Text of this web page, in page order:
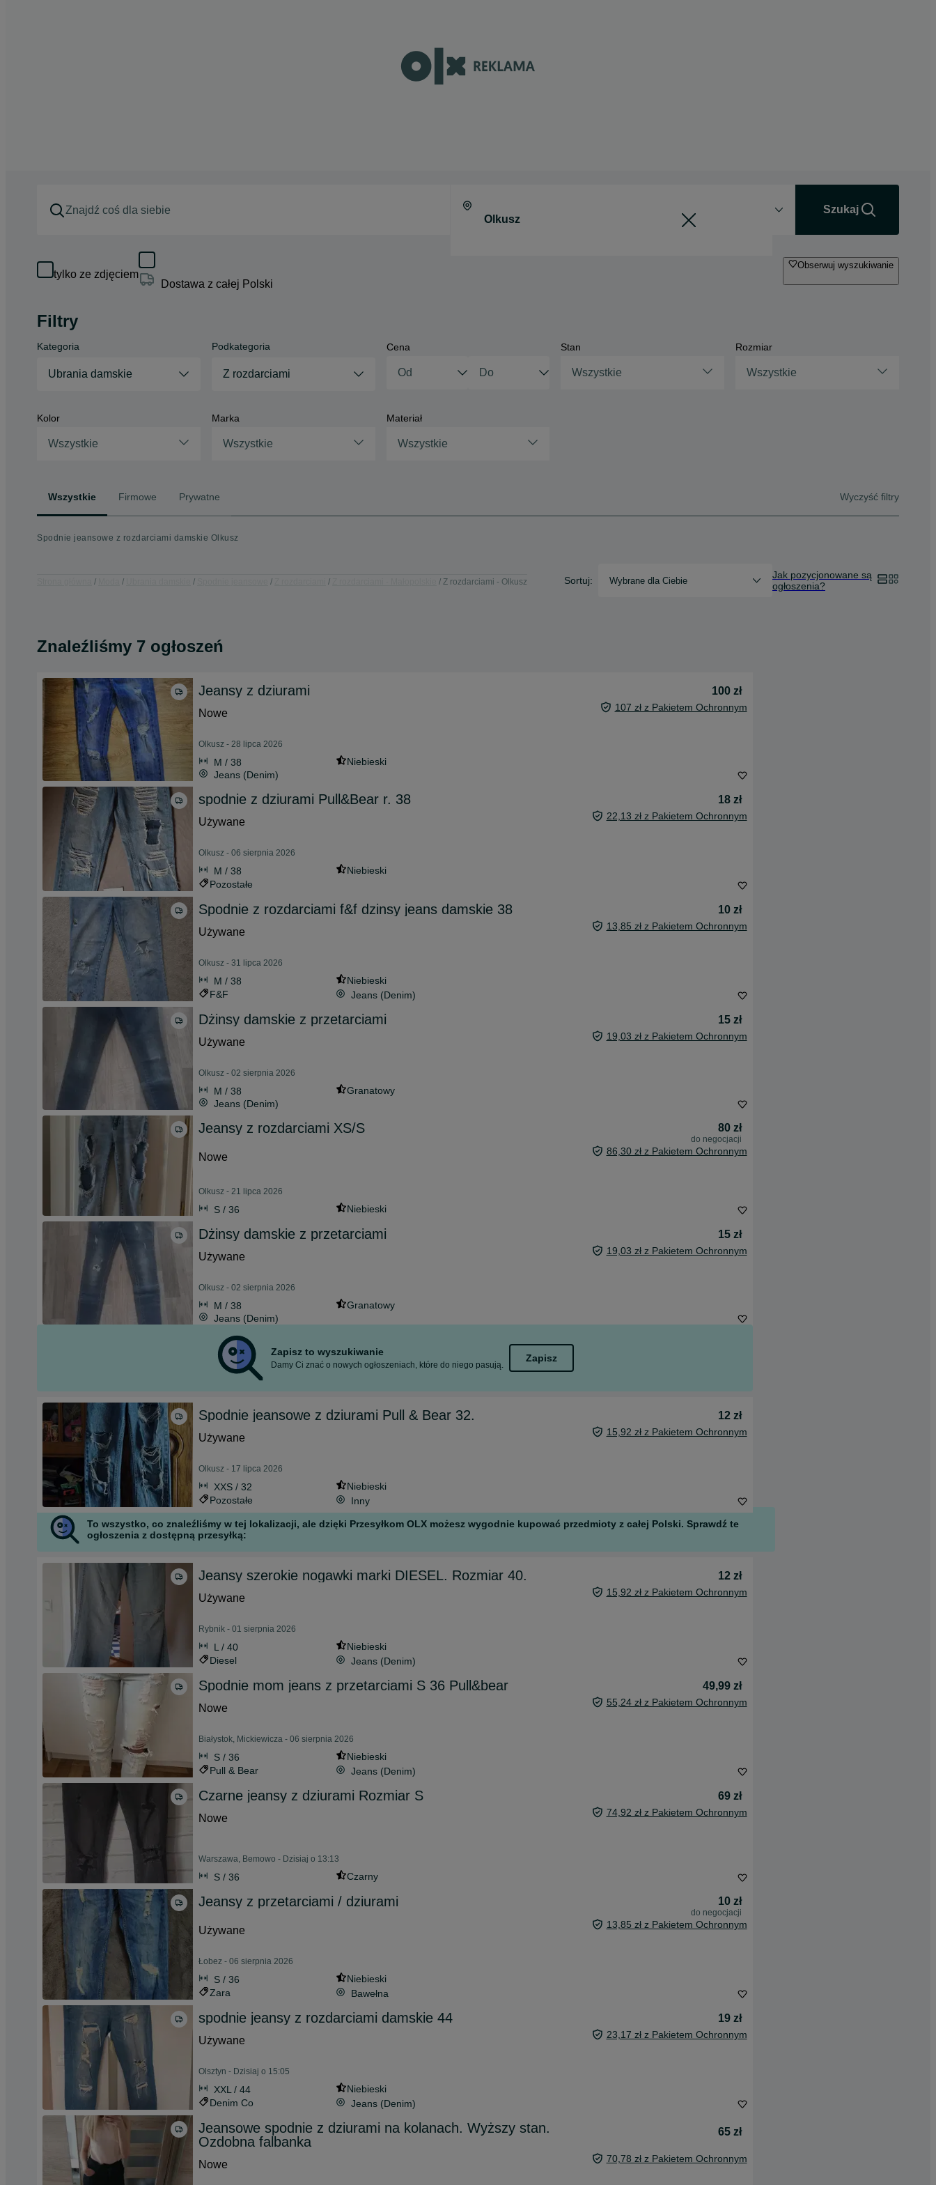
Szukaj
tylko ze zdjęciem
Dostawa z całej Polski
Obserwuj wyszukiwanie
Filtry
Kategoria
Ubrania damskie
Podkategoria
Z rozdarciami
Cena Stan
Wszystkie
Rozmiar
Wszystkie
Kolor
Wszystkie
Marka
Wszystkie
Materiał
Wszystkie
Wszystkie Firmowe Prywatne Wyczyść filtry
Spodnie jeansowe z rozdarciami damskie Olkusz
Z rozdarciami - Olkusz Sortuj: Wybrane dla Ciebie
Jak pozycjonowane są
ogłoszenia?
Znaleźliśmy 7 ogłoszeń
Jeansy z dziurami
100 zł
Nowe
107 zł z Pakietem Ochronnym
Olkusz - 28 lipca 2026
M / 38
Niebieski
Jeans (Denim)
spodnie z dziurami Pull&Bear r. 38
18 zł
Używane
22,13 zł z Pakietem Ochronnym
Olkusz - 06 sierpnia 2026
M / 38
Niebieski
Pozostałe
Spodnie z rozdarciami f&f dzinsy jeans damskie 38
10 zł
Używane
13,85 zł z Pakietem Ochronnym
Olkusz - 31 lipca 2026
M / 38
Niebieski
F&F
Jeans (Denim)
Dżinsy damskie z przetarciami
15 zł
Używane
19,03 zł z Pakietem Ochronnym
Olkusz - 02 sierpnia 2026
M / 38
Granatowy
Jeans (Denim)
Jeansy z rozdarciami XS/S 80 zł
do negocjacji
Nowe 86,30 zł z Pakietem Ochronnym
Olkusz - 21 lipca 2026
S / 36 Niebieski
Dżinsy damskie z przetarciami
15 zł
Używane
19,03 zł z Pakietem Ochronnym
Olkusz - 02 sierpnia 2026
M / 38
Granatowy
Jeans (Denim)
Zapisz to wyszukiwanie
Damy Ci znać o nowych ogłoszeniach, które do niego pasują.
Zapisz
Spodnie jeansowe z dziurami Pull & Bear 32.
12 zł
Używane
15,92 zł z Pakietem Ochronnym
Olkusz - 17 lipca 2026
XXS / 32
Niebieski
Pozostałe
Inny
To wszystko, co znaleźliśmy w tej lokalizacji, ale dzięki Przesyłkom OLX możesz wygodnie kupować przedmioty z całej Polski. Sprawdź te
ogłoszenia z dostępną przesyłką:
Jeansy szerokie nogawki marki DIESEL. Rozmiar 40.
12 zł
Używane
15,92 zł z Pakietem Ochronnym
Rybnik - 01 sierpnia 2026
L / 40
Niebieski
Diesel
Jeans (Denim)
Spodnie mom jeans z przetarciami S 36 Pull&bear
49,99 zł
Nowe
55,24 zł z Pakietem Ochronnym
Białystok, Mickiewicza - 06 sierpnia 2026
S / 36
Niebieski
Pull & Bear
Jeans (Denim)
Czarne jeansy z dziurami Rozmiar S
69 zł
Nowe
74,92 zł z Pakietem Ochronnym
Warszawa, Bemowo - Dzisiaj o 13:13
S / 36 Czarny
Jeansy z przetarciami / dziurami 10 zł
do negocjacji
Używane 13,85 zł z Pakietem Ochronnym
Łobez - 06 sierpnia 2026
S / 36
Niebieski
Zara
Bawełna
spodnie jeansy z rozdarciami damskie 44
19 zł
Używane
23,17 zł z Pakietem Ochronnym
Olsztyn - Dzisiaj o 15:05
XXL / 44
Niebieski
Denim Co
Jeans (Denim)
Jeansowe spodnie z dziurami na kolanach. Wyższy stan.
Ozdobna falbanka
65 zł
Nowe 70,78 zł z Pakietem Ochronnym